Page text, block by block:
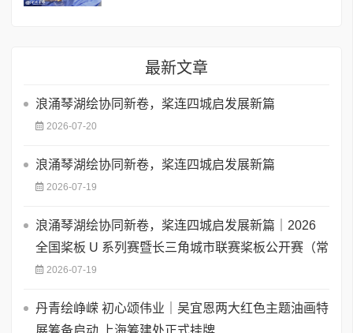
最新文章
浪涌琴湖绘协同新卷，桨连四城启发展新篇
2026-07-20
浪涌琴湖绘协同新卷，桨连四城启发展新篇
2026-07-19
浪涌琴湖绘协同新卷，桨连四城启发展新篇｜2026
全国桨板 U 系列赛暨长三角城市联赛桨板公开赛（常
2026-07-19
丹青绘峥嵘 初心颂伟业｜吴宜恩两大红色主题油画特